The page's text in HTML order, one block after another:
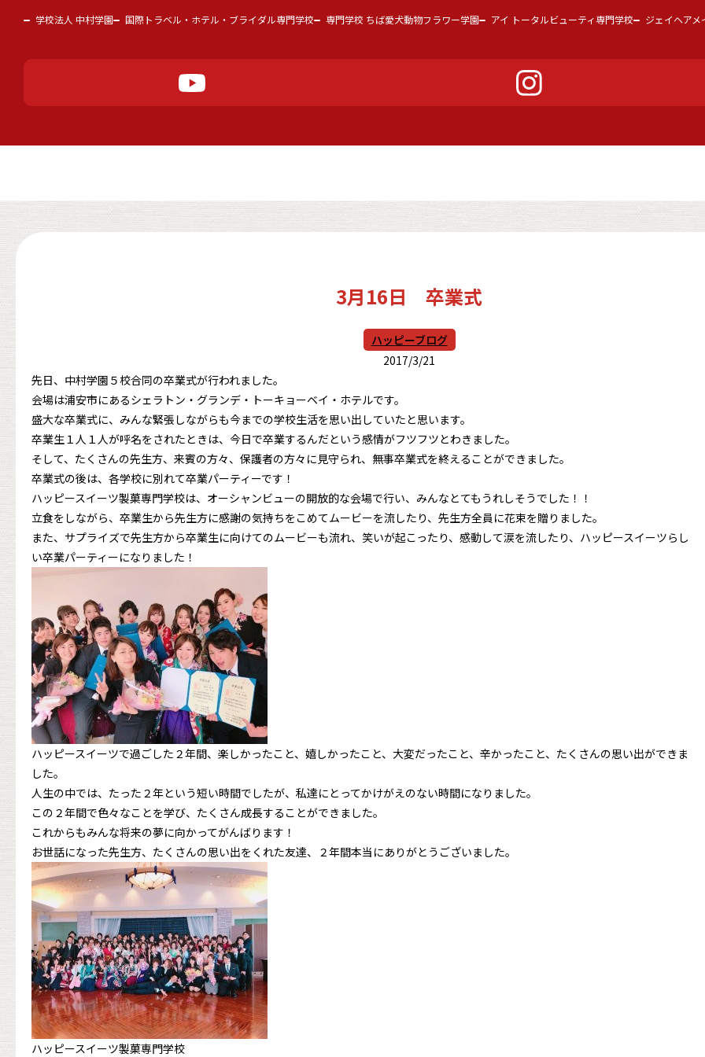
学校法人 中村学園 国際トラベル・ホテル・ブライダル専門学校 専門学校 ちば愛犬動物フラワー学園 アイ トータルビューティ専門学校 ジェイヘア
3月16日 卒業式
ハッピーブログ
2017/3/21
先日、中村学園５校合同の卒業式が行われました。
会場は浦安市にあるシェラトン・グランデ・トーキョーベイ・ホテルです。
盛大な卒業式に、みんな緊張しながらも今までの学校生活を思い出していたと思います。
卒業生１人１人が呼名をされたときは、今日で卒業するんだという感情がフツフツとわきました。
そして、たくさんの先生方、来賓の方々、保護者の方々に見守られ、無事卒業式を終えることができました。
卒業式の後は、各学校に別れて卒業パーティーです！
ハッピースイーツ製菓専門学校は、オーシャンビューの開放的な会場で行い、みんなとてもうれしそうでした！！
立食をしながら、卒業生から先生方に感謝の気持ちをこめてムービーを流したり、先生方全員に花束を贈りました。
また、サプライズで先生方から卒業生に向けてのムービーも流れ、笑いが起こったり、感動して涙を流したり、ハッピースイーツらし
い卒業パーティーになりました！
ハッピースイーツで過ごした２年間、楽しかったこと、嬉しかったこと、大変だったこと、辛かったこと、たくさんの思い出ができま
した。
人生の中では、たった２年という短い時間でしたが、私達にとってかけがえのない時間になりました。
この２年間で色々なことを学び、たくさん成長することができました。
これからもみんな将来の夢に向かってがんばります！
お世話になった先生方、たくさんの思い出をくれた友達、２年間本当にありがとうございました。
ハッピースイーツ製菓専門学校